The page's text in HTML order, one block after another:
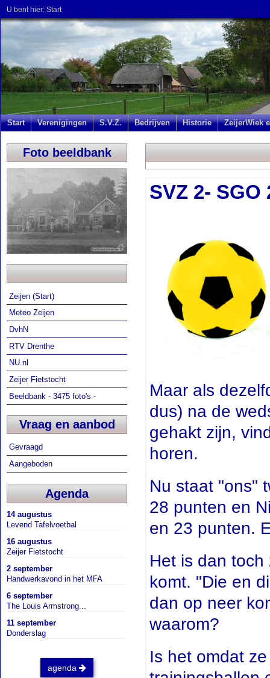
U bent hier: Start
Start Verenigingen S.V.Z. Bedrijven Historie ZeijerWiek
Foto beeldbank
Zeijen (Start)
Meteo Zeijen
DvhN
RTV Drenthe
NU.nl
Zeijer Fietstocht
Beeldbank - 3475 foto's -
Vraag en aanbod
Gevraagd
Aangeboden
Agenda
14 augustus
Levend Tafelvoetbal
16 augustus
Zeijer Fietstocht
2 september
Handwerkavond in het MFA
6 september
The Louis Armstrong...
11 september
Donderslag
agenda
SVZ 2-
Maar als
dus) na de
gehakt zijn,
horen.
Nu staat "ons"
28 punten en
en 23 punten.
Het is dan
komt. "Die en
dan op neer
waarom?
Is het omdat